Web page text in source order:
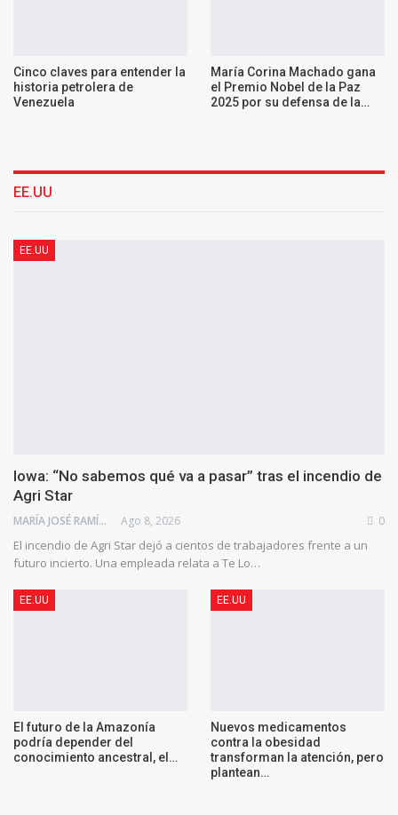
Cinco claves para entender la
historia petrolera de
Venezuela
María Corina Machado gana
el Premio Nobel de la Paz
2025 por su defensa de la…
EE.UU
EE.UU
Iowa: “No sabemos qué va a pasar” tras el incendio de
Agri Star
MARÍA JOSÉ RAMÍREZ BRAIZ Ago 8, 2026 0
El incendio de Agri Star dejó a cientos de trabajadores frente a un
futuro incierto. Una empleada relata a Te Lo…
EE.UU
El futuro de la Amazonía
podría depender del
conocimiento ancestral, el…
EE.UU
Nuevos medicamentos
contra la obesidad
transforman la atención, pero
plantean…